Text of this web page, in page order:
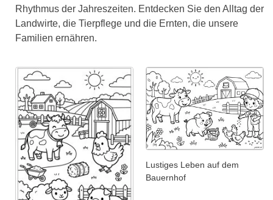
Rhythmus der Jahreszeiten. Entdecken Sie den Alltag der
Landwirte, die Tierpflege und die Ernten, die unsere
Familien ernähren.
Lustiges Leben auf dem
Bauernhof